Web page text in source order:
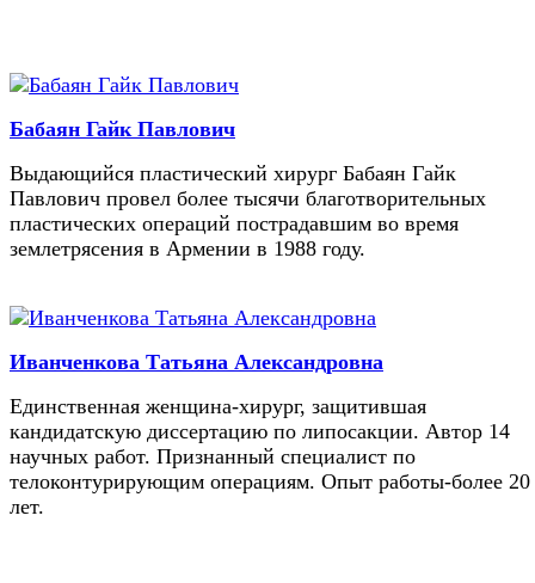
Бабаян Гайк Павлович
Выдающийся пластический хирург Бабаян Гайк
Павлович провел более тысячи благотворительных
пластических операций пострадавшим во время
землетрясения в Армении в 1988 году.
Иванченкова Татьяна Александровна
Единственная женщина-хирург, защитившая
кандидатскую диссертацию по липосакции. Автор 14
научных работ. Признанный специалист по
телоконтурирующим операциям. Опыт работы-более 20
лет.